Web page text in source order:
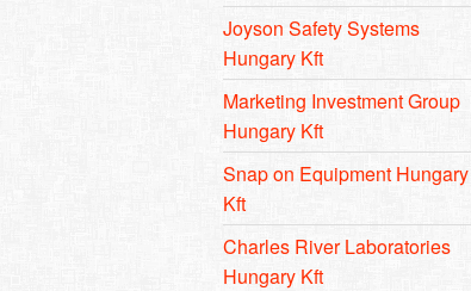
Joyson Safety Systems
Hungary Kft
Marketing Investment Group
Hungary Kft
Snap on Equipment Hungary
Kft
Charles River Laboratories
Hungary Kft